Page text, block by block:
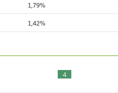
1,79%
1,42%
4